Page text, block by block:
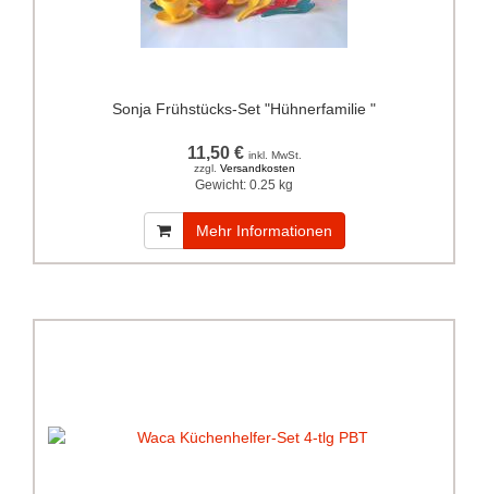
Sonja Frühstücks-Set "Hühnerfamilie "
11,50 € inkl. MwSt.
zzgl. Versandkosten
Gewicht: 0.25 kg
Mehr Informationen